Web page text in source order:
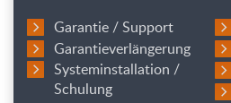
Garantie / Support
Garantieverlängerung
Systeminstallation /
Schulung